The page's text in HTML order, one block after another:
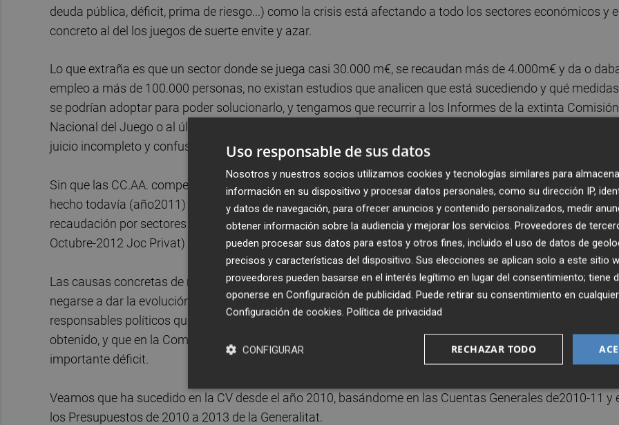
deuda pública, déficit, prima de riesgo...) como la crisis está afectando a todo los sectores económicos y
concreto al del los juegos de suerte envite y azar.
Lo que extraña es que un sector donde se juega casi 30.000 m€, se recaudan más de 4.000m€ y da o
empleo a más de 100.000 personas, no existan estudios que analicen que está sucediendo y qué medidas
se podrían adoptar para poder solucionarlo, y tengamos que recurrir a los Informes de la extinta Comisión
Nacional del Juego o al último elaborado por la Dirección General de Ordenación del Juego (año 2011), a
juicio incompleto y confuso, como único material de estudio estadístico.
Sin que las CC.AA. competentes en esta materia añadan nada, repitan lo señalado por la DGOJ o no lo han
hecho todavía (año2011) como la nuestra, que incluso se niega a dar información de los datos de
recaudación por sectores (bingos, casinos, máquinas) a revistas especializadas en esta materia (nº 231-
Octubre-2012 Joc Privat)
Las causas concretas de no dar información no las sé pero si puedo intuir cuales han sido las razones de
negarse a dar la evolución y una importante y que el sector debería conocer, es la cantidad que los
responsables políticos quieren obtener con las tasas de juego y otra cual es el importe real que se ha
obtenido, y que en la Comunidad Valenciana lo recaudado es muy inferior a lo presupuestado, generando
importante déficit.
Veamos que ha sucedido en la CV desde el año 2010, basándome en las Cuentas Generales de2010-11 y
los Presupuestos de 2010 a 2013 de la Generalitat.
Uso responsable de sus datos
Nosotros y nuestros socios utilizamos cookies y tecnologías similares para
información en su dispositivo y procesar datos personales, como su dirección IP,
y datos de navegación, para ofrecer anuncios y contenido personalizados, medir
obtener información sobre la audiencia y mejorar los servicios. Proveedores de
pueden procesar sus datos para estos y otros fines, incluido el uso de datos de
precisos y características del dispositivo. Sus elecciones se aplican solo a este sitio
proveedores pueden basarse en el interés legítimo en lugar del consentimiento; tiene
oponerse en Configuración de publicidad. Puede retirar su consentimiento en
Configuración de cookies. Política de privacidad
RECHAZAR TODO
CONFIGURAR